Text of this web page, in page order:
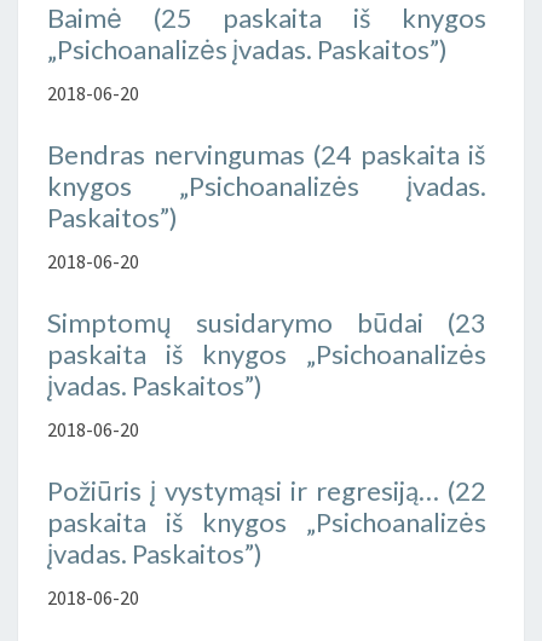
Baimė (25 paskaita iš knygos
„Psichoanalizės įvadas. Paskaitos”)
2018-06-20
Bendras nervingumas (24 paskaita iš
knygos „Psichoanalizės įvadas.
Paskaitos”)
2018-06-20
Simptomų susidarymo būdai (23
paskaita iš knygos „Psichoanalizės
įvadas. Paskaitos”)
2018-06-20
Požiūris į vystymąsi ir regresiją… (22
paskaita iš knygos „Psichoanalizės
įvadas. Paskaitos”)
2018-06-20